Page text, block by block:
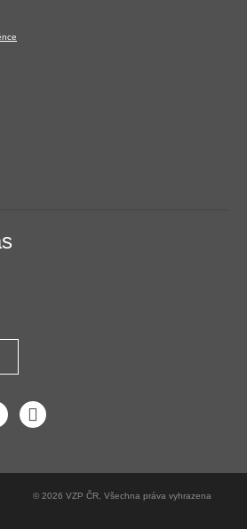
InstagramTwitter
© 2026 VZP ČR, Všechna práva vyhrazena